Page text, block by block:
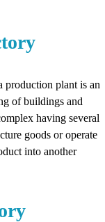
production plant is an
of buildings and
having several
goods or operate
into another.